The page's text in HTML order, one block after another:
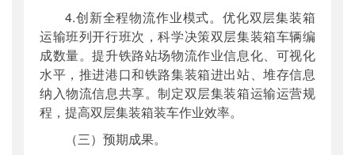
4.创新全程物流作业模式。优化双层集装箱
运输班列开行班次，科学决策双层集装箱车辆编
成数量。提升铁路站场物流作业信息化、可视化
水平，推进港口和铁路集装箱进出站、堆存信息
纳入物流信息共享。制定双层集装箱运输运营规
程，提高双层集装箱装车作业效率。
（三）预期成果。